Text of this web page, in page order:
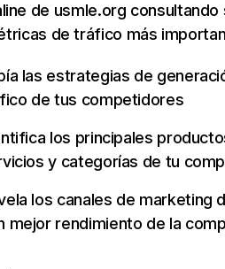
de usmle.org consultando
de tráfico más
las estrategias de
de tus competidores
los principales
y categorías de tu
los canales de marketing
mejor rendimiento de la